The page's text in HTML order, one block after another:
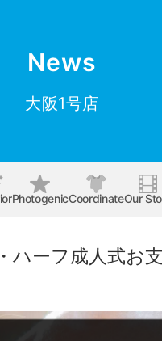
News
大阪1号店
PhotogenicCoordinateOur
ーフ成人式お